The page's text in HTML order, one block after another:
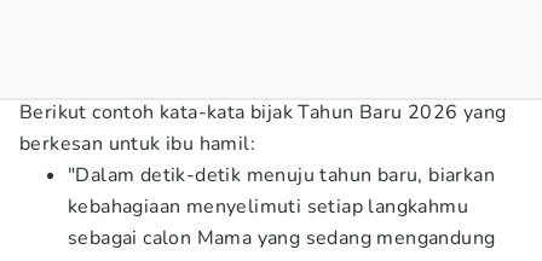
Berikut contoh kata-kata bijak Tahun Baru 2026 yang
berkesan untuk ibu hamil:
"Dalam detik-detik menuju tahun baru, biarkan
kebahagiaan menyelimuti setiap langkahmu
sebagai calon Mama yang sedang mengandung